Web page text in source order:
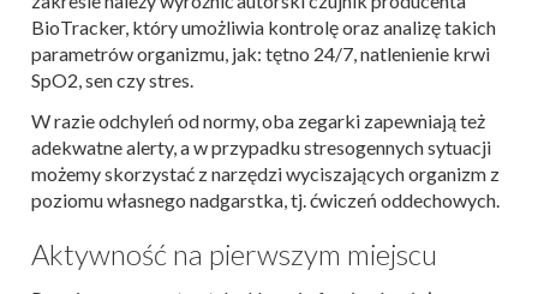
BioTracker, który umożliwia kontrolę oraz analizę takich
parametrów organizmu, jak: tętno 24/7, natlenienie krwi
SpO2, sen czy stres.
W razie odchyleń od normy, oba zegarki zapewniają też
adekwatne alerty, a w przypadku stresogennych sytuacji
możemy skorzystać z narzędzi wyciszających organizm z
poziomu własnego nadgarstka, tj. ćwiczeń oddechowych.
Aktywność na pierwszym miejscu